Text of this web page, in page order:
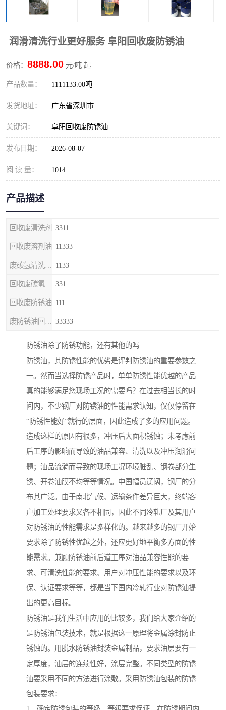
润滑清洗行业更好服务 阜阳回收废防锈油
价格： 8888.00 元/吨 起
产品数量： 1111133.00吨
发货地址： 广东省深圳市
关键词： 阜阳回收废防锈油
发布日期： 2026-08-07
阅 读 量： 1014
产品描述
回收废清洗剂 3311
回收废溶剂油 11333
1133
331
回收废防锈油 111
33333
防锈油除了防锈功能，还有其他的吗
防锈油，其防锈性能的优劣是评判防锈油的重要参数之
一。然而当选择防锈产品时，单单防锈性能优越的产品
真的能够满足您现场工况的需要吗？在过去相当长的时
间内，不少钢厂对防锈油的性能需求认知，仅仅停留在
“防锈性能好”就行的层面，因此造成了多的应用问题。
造成这样的原因有很多，冲压后大面积锈蚀；未考虑前
后工序的影响而导致的油品兼容、清洗以及冲压润滑问
题；油品流淌而导致的现场工况环境脏乱、钢卷部分生
锈、开卷油膜不均等等情况。中国幅员辽阔，钢厂的分
布其广泛。由于南北气候、运输条件差异巨大，终端客
户加工处理要求又各不相同，因此不同冷轧厂及其用户
对防锈油的性能需求是多样化的。越来越多的钢厂开始
要求除了防锈性优越之外，还应更好地平衡多方面的性
能需求。兼顾防锈油前后道工序对油品兼容性能的要
求、可清洗性能的要求、用户对冲压性能的要求以及环
保、认证要求等等，都是当下国内冷轧行业对防锈油提
出的更高目标。
防锈油是我们生活中应用的比较多，我们给大家介绍的
是防锈油包装技术，就是根据这一原理将金属涂封防止
锈蚀的。用脱水防锈油封装金属制品，要求油层要有一
定厚度，油层的连续性好，涂层完整。不同类型的防锈
油要采用不同的方法进行涂敷。采用防锈油包装的防锈
包装要求：